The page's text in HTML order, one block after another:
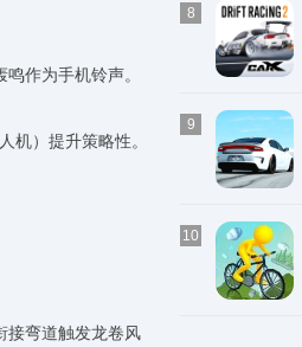
作为手机铃声。
机）提升策略性。
接弯道触发龙卷风
8
9
10